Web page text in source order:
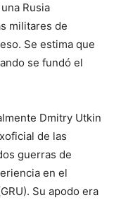
Rusia
militares de
Se estima que
se fundó el
Dmitry Utkin
de las
guerras de
en el
Su apodo era